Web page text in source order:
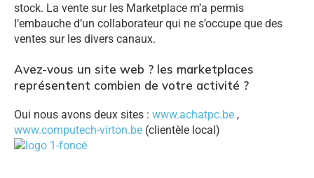
stock. La vente sur les Marketplace m’a permis
l’embauche d’un collaborateur qui ne s’occupe que des
ventes sur les divers canaux.
Avez-vous un site web ? les marketplaces
représentent combien de votre activité ?
Oui nous avons deux sites : www.achatpc.be ,
www.computech-virton.be (clientèle local)